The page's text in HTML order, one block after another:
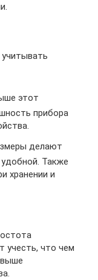
этот
прибора
делают
Также
хранении и
учесть, что чем